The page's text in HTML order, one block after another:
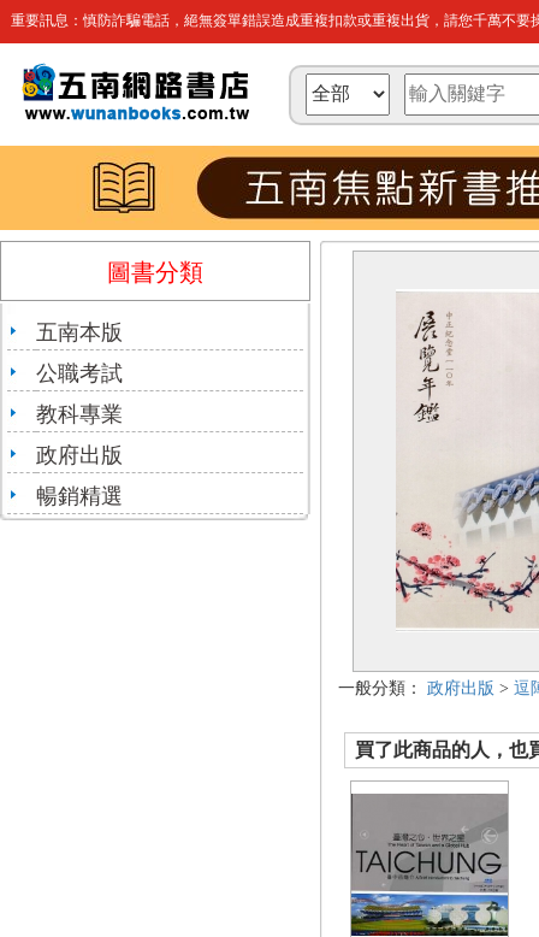
重要訊息：慎防詐騙電話，絕無簽單錯誤造成重複扣款或重複出貨，請您千萬不要
圖書分類
五南本版
公職考試
教科專業
政府出版
暢銷精選
一般分類： 政府出版 > 逗
買了此商品的人，也